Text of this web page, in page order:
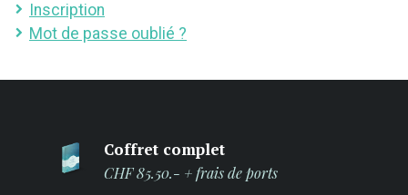
Inscription
Mot de passe oublié ?
Coffret complet
CHF 85.50.- + frais de ports